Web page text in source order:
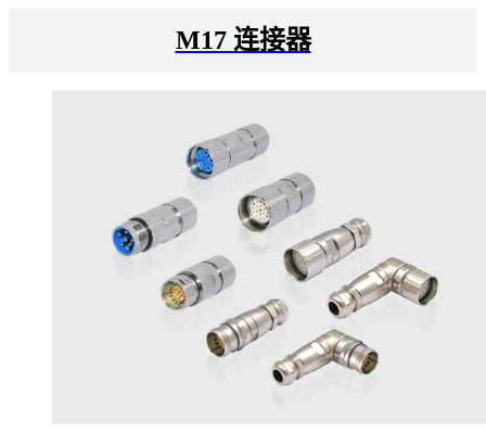
M17 连接器